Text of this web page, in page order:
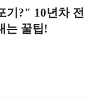
기?" 10년차 전
는 꿀팁!